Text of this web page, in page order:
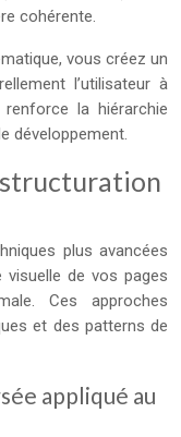
cohérente.
vous créez un
l’utilisateur à
la hiérarchie
développement.
structuration
plus avancées
de vos pages
Ces approches
et des patterns de
appliqué au